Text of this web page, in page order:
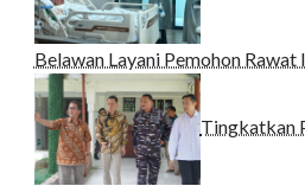
Belawan Layani Pemohon Rawat
Tingkatkan